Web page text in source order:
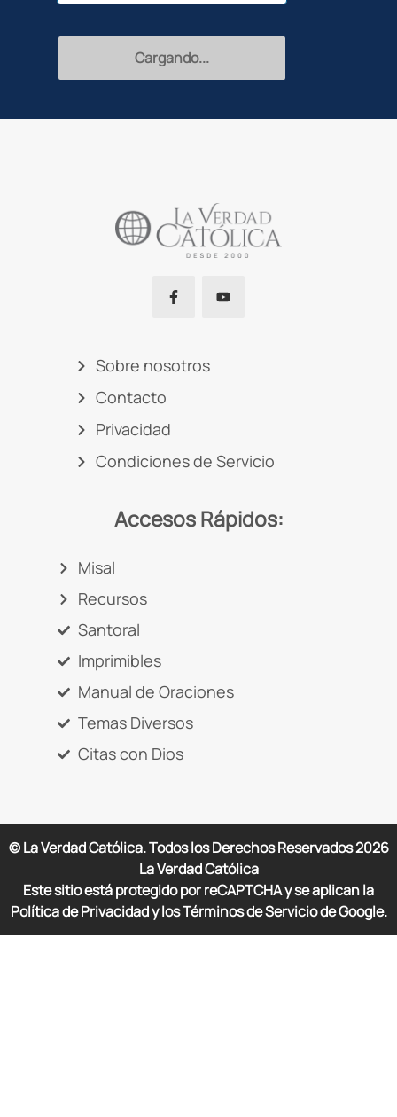
Cargando...
Sobre nosotros
Contacto
Privacidad
Condiciones de Servicio
Accesos Rápidos:
Misal
Recursos
Santoral
Imprimibles
Manual de Oraciones
Temas Diversos
Citas con Dios
© La Verdad Católica. Todos los Derechos Reservados2026
La Verdad Católica
Este sitio está protegido por reCAPTCHA y se aplican la
Política de Privacidad y los Términos de Servicio de Google.